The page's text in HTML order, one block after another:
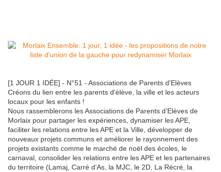
[1 JOUR 1 IDÉE] - N°51 - Associations de Parents d'Elèves
Créons du lien entre les parents d'élève, la ville et les acteurs
locaux pour les enfants !
Nous rassemblerons les Associations de Parents d’Elèves de
Morlaix pour partager les expériences, dynamiser les APE,
faciliter les relations entre les APE et la Ville, développer de
nouveaux projets communs et améliorer le rayonnement des
projets existants comme le marché de noël des écoles, le
carnaval, consolider les relations entre les APE et les partenaires
du territoire (Lamaj, Carré d’As, la MJC, le 2D, La Récré, la